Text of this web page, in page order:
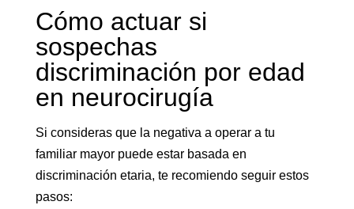
Cómo actuar si
sospechas
discriminación por edad
en neurocirugía
Si consideras que la negativa a operar a tu
familiar mayor puede estar basada en
discriminación etaria, te recomiendo seguir estos
pasos: